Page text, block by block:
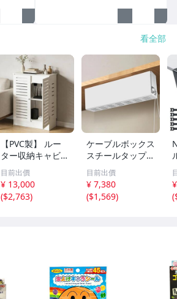
看全部
【PVC製】 ルー
ター収納キャビネ
ット 配線整理ボ
ックス ケーブル
隠し 多機能 棚板
高さ調節可能 サ
目前出價
¥ 13,000
($2,763)
ケーブルボックス
スチールタップ収
納箱 マグネット
式 クランプ式 コ
ード整理 ケーブ
ル収納 配線隠し
目前出價
¥ 7,380
($1,569)
(